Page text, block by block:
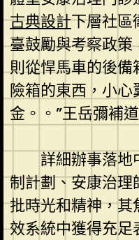
古典設計下層社區
臺鼓勵與考察政
則從悍馬車的後
險箱的東西，小
金。。”王岳彌補道
詳細辦事落地
制計劃、安康治
批時光和精神，
效系統中獲得充足